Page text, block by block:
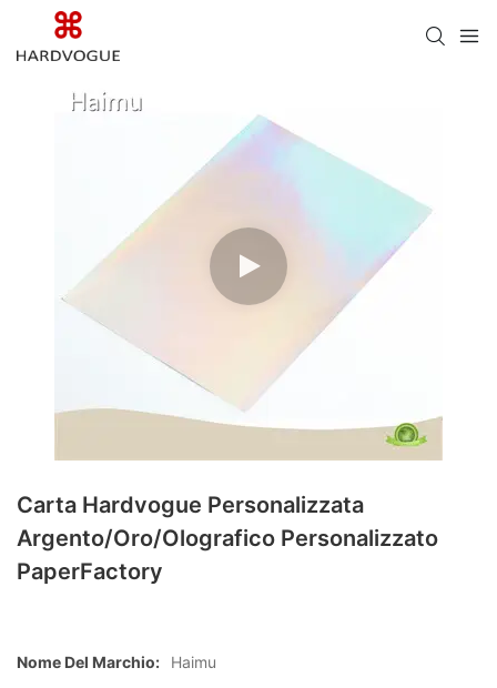
Carta Hardvogue Personalizzata
Argento/oro/olografico Personalizzato
PaperFactory
Nome Del Marchio: Haimu